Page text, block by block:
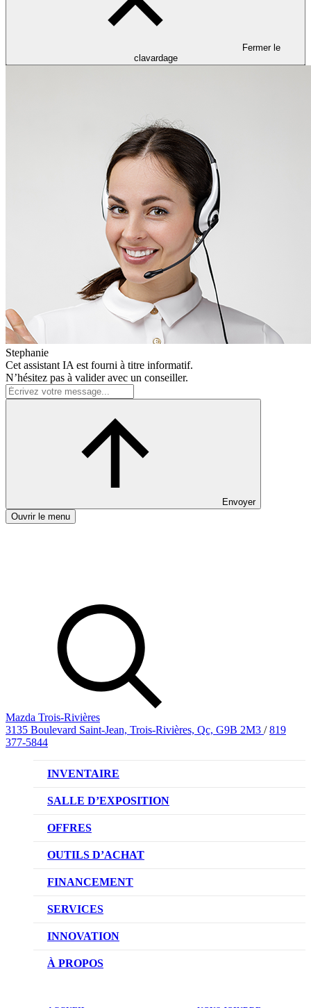
Fermer le
clavardage
Stephanie
Cet assistant IA est fourni à titre informatif.
N’hésitez pas à valider avec un conseiller.
Envoyer
Ouvrir le menu
Mazda Trois-Rivières
3135 Boulevard Saint-Jean, Trois-Rivières, Qc, G9B 2M3 / 819
377-5844
INVENTAIRE
VÉHICULES NEUFS
VÉHICULES D’OCCASION
SALLE D’EXPOSITION
OFFRES
OFFRES DU CONCESSIONNAIRE
OUTILS D’ACHAT
CONFIGUREZ VOTRE VÉHICULE
RÉSERVEZ UN ESSAI ROUTIER
DEMANDEZ UN PRIX
FINANCEMENT
NOTRE DIFFÉRENCE
DEMANDE DE CRÉDIT AUTO
SERVICES
NOTRE PROMESSE
PRENDRE UN RENDEZ-VOUS
INNOVATION
TECHNOLOGIE SKYACTIV
À PROPOS